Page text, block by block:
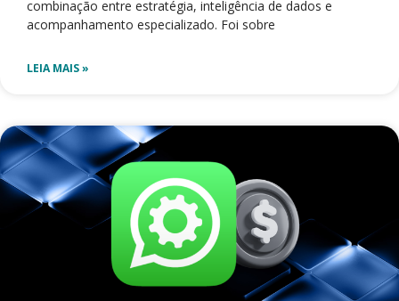
combinação entre estratégia, inteligência de dados e
acompanhamento especializado. Foi sobre
LEIA MAIS »